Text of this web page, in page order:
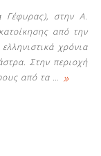
Γέφυρας), στην Α.
από την
χρόνια
Στην περιοχή
από τα … »